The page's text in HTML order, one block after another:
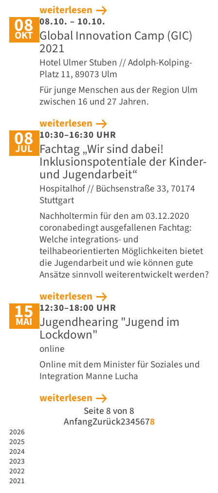
2026
2025
2024
2023
2022
2021
weiterlesen
08
OKT
08.10. – 10.10.
Global Innovation Camp (GIC)
2021
Hotel Ulmer Stuben // Adolph-Kolping-
Platz 11, 89073 Ulm
Für junge Menschen aus der Region Ulm
zwischen 16 und 27 Jahren.
weiterlesen
08
JUL
10:30–16:30 UHR
Fachtag „Wir sind dabei!
Inklusionspotentiale der Kinder-
und Jugendarbeit“
Hospitalhof // Büchsenstraße 33, 70174
Stuttgart
Nachholtermin für den am 03.12.2020
coronabedingt ausgefallenen Fachtag:
Welche integrations- und
teilhabeorientierten Möglichkeiten bietet
die Jugendarbeit und wie können gute
Ansätze sinnvoll weiterentwickelt werden?
weiterlesen
15
MAI
12:30–18:00 UHR
Jugendhearing "Jugend im
Lockdown"
online
Online mit dem Minister für Soziales und
Integration Manne Lucha
weiterlesen
Seite 8 von 8
AnfangZurück2345678